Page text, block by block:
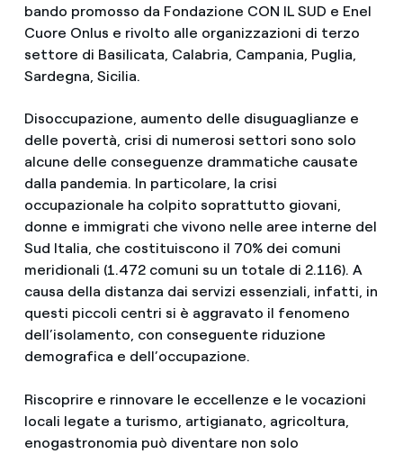
bando promosso da Fondazione CON IL SUD e Enel
Cuore Onlus e rivolto alle organizzazioni di terzo
settore di Basilicata, Calabria, Campania, Puglia,
Sardegna, Sicilia.
Disoccupazione, aumento delle disuguaglianze e
delle povertà, crisi di numerosi settori sono solo
alcune delle conseguenze drammatiche causate
dalla pandemia. In particolare, la crisi
occupazionale ha colpito soprattutto giovani,
donne e immigrati che vivono nelle aree interne del
Sud Italia, che costituiscono il 70% dei comuni
meridionali (1.472 comuni su un totale di 2.116). A
causa della distanza dai servizi essenziali, infatti, in
questi piccoli centri si è aggravato il fenomeno
dell’isolamento, con conseguente riduzione
demografica e dell’occupazione.
Riscoprire e rinnovare le eccellenze e le vocazioni
locali legate a turismo, artigianato, agricoltura,
enogastronomia può diventare non solo